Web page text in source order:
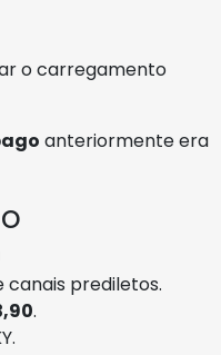
o carregamento
anteriormente era
canais prediletos.
.